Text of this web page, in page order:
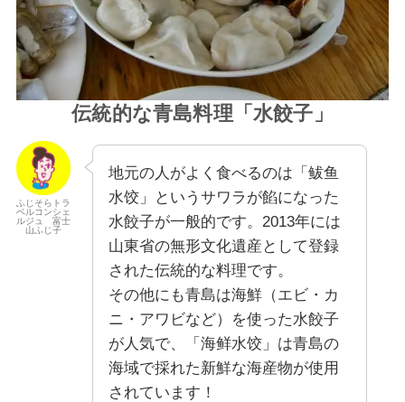
伝統的な青島料理「水餃子」
ふじそらトラ
ベルコンシェ
ルジュ 富士
山ふじ子
地元の人がよく食べるのは「鲅鱼
水饺」というサワラが餡になった
水餃子が一般的です。2013年には
山東省の無形文化遺産として登録
された伝統的な料理です。
その他にも青島は海鮮（エビ・カ
ニ・アワビなど）を使った水餃子
が人気で、「海鲜水饺」は青島の
海域で採れた新鮮な海産物が使用
されています！